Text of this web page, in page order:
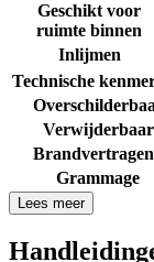
Geschikt voor
ruimte binnen
Inlijmen
Technische
Verwijderbaar
Grammage
Lees meer